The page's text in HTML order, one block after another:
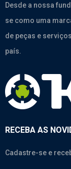
Desde a nossa
se como uma
de peças e
país.
RECEBA AS
Cadastre-se e